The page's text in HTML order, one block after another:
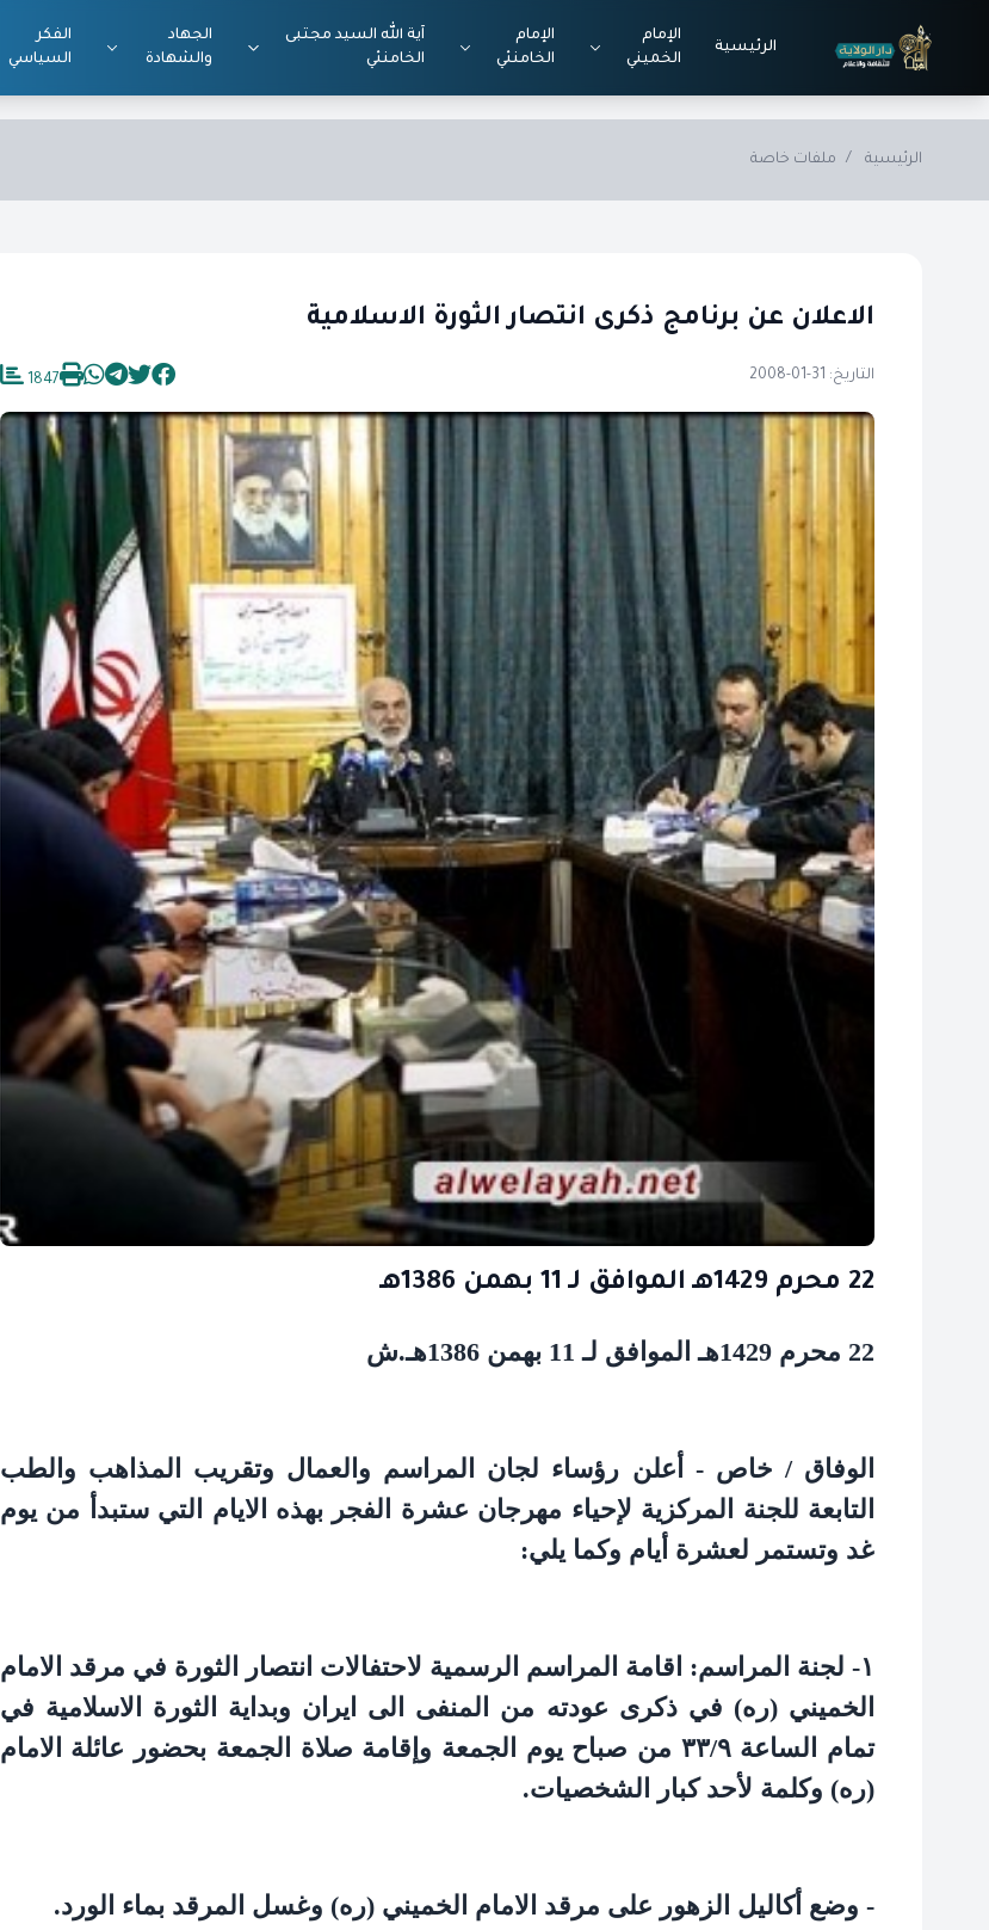
الرئيسية
الإمام
الخميني
الإمام
الخامنئي
آية الله السيد مجتبى
الخامنئي
الجهاد
والشهادة
الفكر
السياسي
الرئيسية / ملفات خاصة
الاعلان عن برنامج ذكرى انتصار الثورة الاسلامية
التاريخ: 31-01-2008 1847
22 محرم 1429هـ الموافق لـ 11 بهمن 1386هـ
22 محرم 1429هـ الموافق لـ 11 بهمن 1386هـ.ش
الوفاق / خاص - أعلن رؤساء لجان المراسم والعمال وتقريب المذاهب والطب
التابعة للجنة المركزية لإحياء مهرجان عشرة الفجر بهذه الايام التي ستبدأ من يوم
غد وتستمر لعشرة أيام وكما يلي:
۱-
لجنة المراسم: اقامة المراسم الرسمية لاحتفالات انتصار الثورة في مرقد الامام
الخميني (ره) في ذكرى عودته من المنفى الى ايران وبداية الثورة الاسلامية في
تمام الساعة۳۳/۹ من صباح يوم الجمعة وإقامة صلاة الجمعة بحضور عائلة الامام
(ره) وكلمة لأحد كبار الشخصيات.
- وضع أكاليل الزهور على مرقد الامام الخميني (ره) وغسل المرقد بماء الورد.